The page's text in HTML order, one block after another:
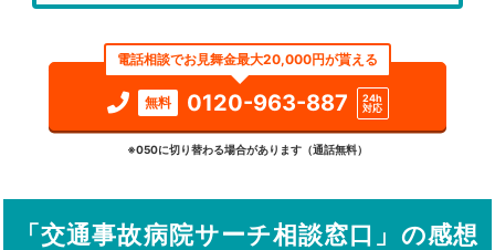
検索する
詳細条件で絞り込む
駅から探す 院名から探す
電話相談でお見舞金最大20,000円が貰える
無料 0120-963-887
24h
対応
※050に切り替わる場合があります（通話無料）
「交通事故病院サーチ相談窓口」の感想